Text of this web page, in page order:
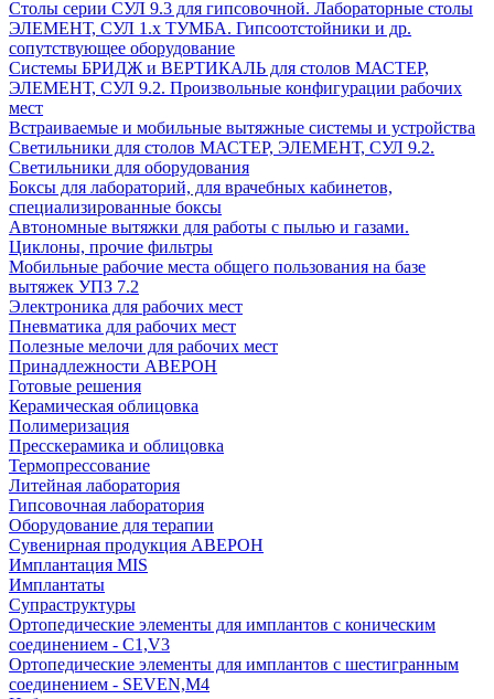
Столы серии СУЛ 9.3 для гипсовочной. Лабораторные столы
ЭЛЕМЕНТ, СУЛ 1.х ТУМБА. Гипсоотстойники и др.
сопутствующее оборудование
Системы БРИДЖ и ВЕРТИКАЛЬ для столов МАСТЕР,
ЭЛЕМЕНТ, СУЛ 9.2. Произвольные конфигурации рабочих
мест
Встраиваемые и мобильные вытяжные системы и устройства
Светильники для столов МАСТЕР, ЭЛЕМЕНТ, СУЛ 9.2.
Светильники для оборудования
Боксы для лабораторий, для врачебных кабинетов,
специализированные боксы
Автономные вытяжки для работы с пылью и газами.
Циклоны, прочие фильтры
Мобильные рабочие места общего пользования на базе
вытяжек УПЗ 7.2
Электроника для рабочих мест
Пневматика для рабочих мест
Полезные мелочи для рабочих мест
Принадлежности АВЕРОН
Готовые решения
Керамическая облицовка
Полимеризация
Пресскерамика и облицовка
Термопрессование
Литейная лаборатория
Гипсовочная лаборатория
Оборудование для терапии
Сувенирная продукция АВЕРОН
Имплантация MIS
Имплантаты
Супраструктуры
Ортопедические элементы для имплантов с коническим
соединением - C1,V3
Ортопедические элементы для имплантов с шестигранным
соединением - SEVEN,M4